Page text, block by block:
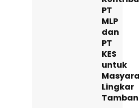
PT
MLP
dan
PT
KES
untuk
Lingkar